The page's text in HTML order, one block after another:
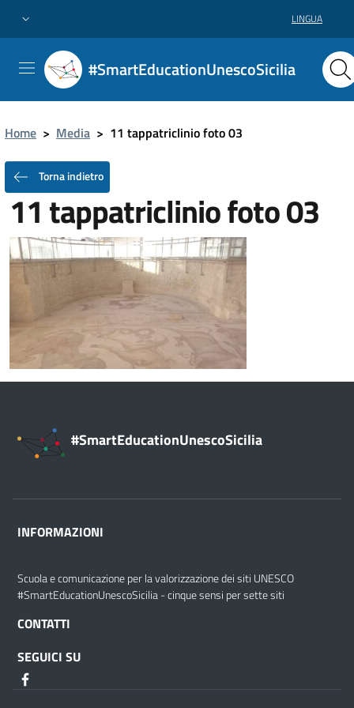
LINGUA
#SmartEducationUnescoSicilia
Home > Media > 11 tappatriclinio foto 03
Torna indietro
11 tappatriclinio foto 03
#SmartEducationUnescoSicilia
INFORMAZIONI
Scuola e comunicazione per la valorizzazione dei siti UNESCO
#SmartEducationUnescoSicilia - cinque sensi per sette siti
CONTATTI
SEGUICI SU